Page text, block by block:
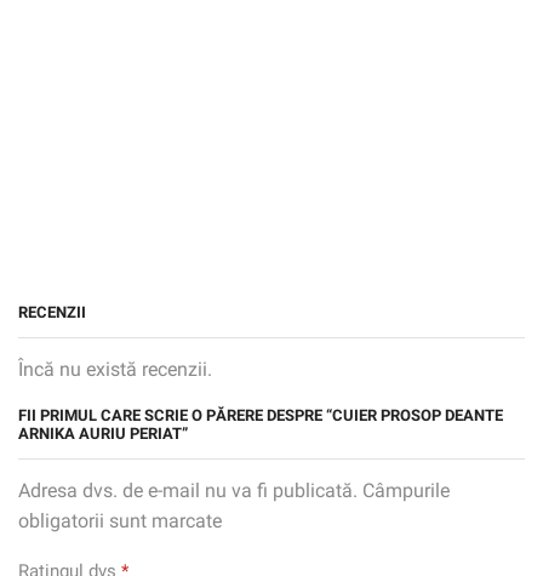
RECENZII
Încă nu există recenzii.
FII PRIMUL CARE SCRIE O PĂRERE DESPRE “CUIER PROSOP DEANTE
ARNIKA AURIU PERIAT”
Adresa dvs. de e-mail nu va fi publicată. Câmpurile
obligatorii sunt marcate
Ratingul dvs *